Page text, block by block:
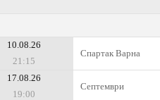
10.08.26
21:15
Спартак Варна
17.08.26
19:00
Септември